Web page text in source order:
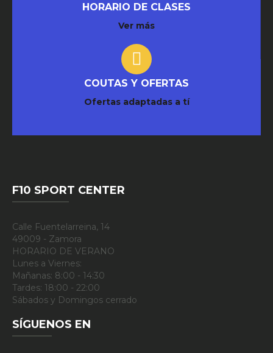
HORARIO DE CLASES
Ver más
COUTAS Y OFERTAS
Ofertas adaptadas a tí
F10 SPORT CENTER
Calle Fuentelarreina, 14
49009 - Zamora
HORARIO DE VERANO
Lunes a Viernes:
Mañanas: 8:00 - 14:30
Tardes: 18:00 - 22:00
Sábados y Domingos cerrado
SÍGUENOS EN